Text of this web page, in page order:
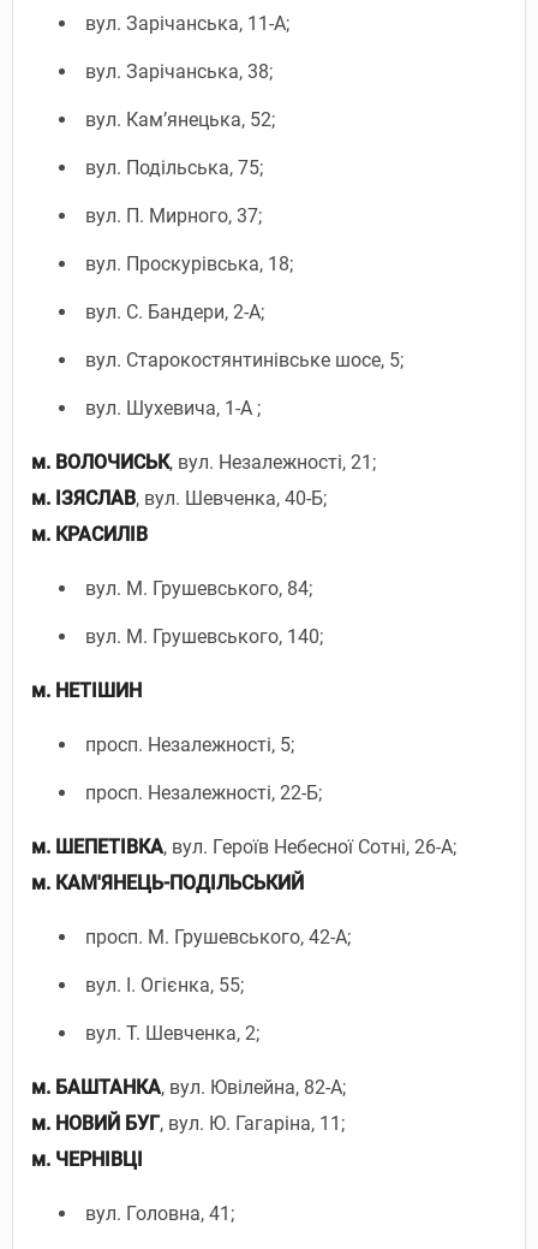
вул. Зарічанська, 11-А;
вул. Зарічанська, 38;
вул. Кам’янецька, 52;
вул. Подільська, 75;
вул. П. Мирного, 37;
вул. Проскурівська, 18;
вул. С. Бандери, 2-А;
вул. Старокостянтинівське шосе, 5;
вул. Шухевича, 1-А ;
м. ВОЛОЧИСЬК, вул. Незалежності, 21;
м. ІЗЯСЛАВ, вул. Шевченка, 40-Б;
м. КРАСИЛІВ
вул. М. Грушевського, 84;
вул. М. Грушевського, 140;
м. НЕТІШИН
просп. Незалежності, 5;
просп. Незалежності, 22-Б;
м. ШЕПЕТІВКА, вул. Героїв Небесної Сотні, 26-А;
м. КАМ'ЯНЕЦЬ-ПОДІЛЬСЬКИЙ
просп. М. Грушевського, 42-А;
вул. І. Огієнка, 55;
вул. Т. Шевченка, 2;
м. БАШТАНКА, вул. Ювілейна, 82-А;
м. НОВИЙ БУГ, вул. Ю. Гагаріна, 11;
м. ЧЕРНІВЦІ
вул. Головна, 41;